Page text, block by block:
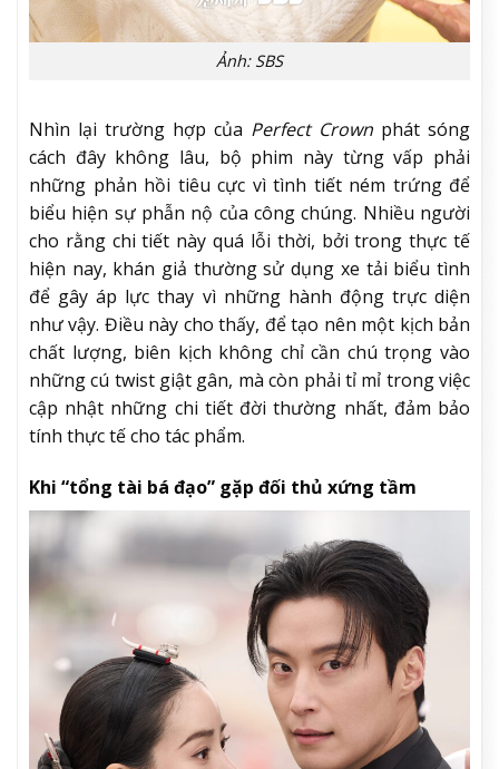
Ảnh: SBS
Nhìn lại trường hợp của Perfect Crown phát sóng
cách đây không lâu, bộ phim này từng vấp phải
những phản hồi tiêu cực vì tình tiết ném trứng để
biểu hiện sự phẫn nộ của công chúng. Nhiều người
cho rằng chi tiết này quá lỗi thời, bởi trong thực tế
hiện nay, khán giả thường sử dụng xe tải biểu tình
để gây áp lực thay vì những hành động trực diện
như vậy. Điều này cho thấy, để tạo nên một kịch bản
chất lượng, biên kịch không chỉ cần chú trọng vào
những cú twist giật gân, mà còn phải tỉ mỉ trong việc
cập nhật những chi tiết đời thường nhất, đảm bảo
tính thực tế cho tác phẩm.
Khi “tổng tài bá đạo” gặp đối thủ xứng tầm